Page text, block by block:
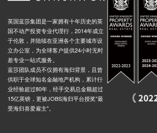
英国蓝莎集团是一家拥有十年历史的英
国不动产投资专业代理行，2014年成立
于伦敦，并陆续在亚洲各个主要城市设
立办公室，为全球客户提供24小时无时
差专业一站式服务。
蓝莎团队成员不仅拥有海归背景，且曾
供职于全球知名金融地产机构，累计行
业经验超过80年，经手交易总金额超过
15亿英镑，更被JOBS海归平台授奖"最
受海归喜爱雇主"。